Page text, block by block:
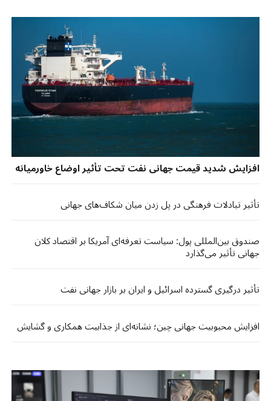
افزایش شدید قیمت جهانی نفت تحت تأثیر اوضاع خاورمیانه
تأثیر تبادلات فرهنگی در پل زدن میان شکاف‌های جهانی
صندوق بین‌المللی پول: سیاست تعرفه‌ای آمریکا بر اقتصاد کلان
جهانی تأثیر می‌گذارد
تأثیر درگیری گسترده اسرائیل و ایران بر بازار جهانی نفت ​​
افزایش محبوبیت جهانی چین؛ نشانه‌ای از جذابیت همکاری و گشایش